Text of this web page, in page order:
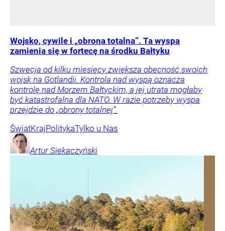
Wojsko, cywile i „obrona totalna”. Ta wyspa
zamienia się w fortecę na środku Bałtyku
Szwecja od kilku miesięcy zwiększa obecność swoich
wojsk na Gotlandii. Kontrola nad wyspą oznacza
kontrolę nad Morzem Bałtyckim, a jej utrata mogłaby
być katastrofalna dla NATO. W razie potrzeby wyspa
przejdzie do „obrony totalnej”.
ŚwiatKrajPolitykaTylko u Nas
Artur Siekaczyński